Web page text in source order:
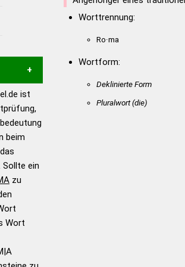
zu
um die
zu
12
ist
beim
Sollte ein
zu
Wort
Worttrennung:
Ro·ma
Wortform:
Deklinierte Form
Pluralwort(die)